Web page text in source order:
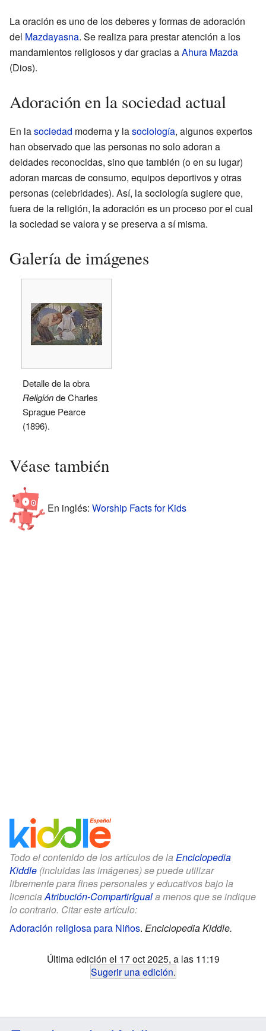
La oración es uno de los deberes y formas de adoración
del Mazdayasna. Se realiza para prestar atención a los
mandamientos religiosos y dar gracias aAhura Mazda
(Dios).
Adoración en la sociedad actual
En lasociedad moderna y lasociología, algunos expertos
han observado que las personas no solo adoran a
deidades reconocidas, sino que también (o en su lugar)
adoran marcas de consumo, equipos deportivos y otras
personas (celebridades). Así, la sociología sugiere que,
fuera de la religión, la adoración es un proceso por el cual
la sociedad se valora y se preserva a sí misma.
Galería de imágenes
Detalle de la obra
Religiónde Charles
Sprague Pearce
(1896).
Véase también
En inglés: Worship Facts for Kids
Todo el contenido de los artículos de la Enciclopedia
Kiddle (incluidas las imágenes) se puede utilizar
libremente para fines personales y educativos bajo la
licenciaAtribución-CompartirIguala menos que se indique
lo contrario. Citar este artículo:
Adoración religiosa para Niños. Enciclopedia Kiddle.
Última edición el 17 oct 2025, a las 11:19
Sugerir una edición.